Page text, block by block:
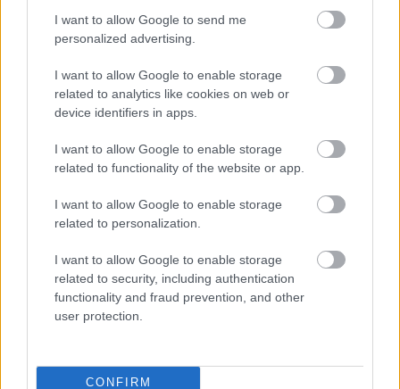
I want to allow Google to send me
personalized advertising.
I want to allow Google to enable storage
related to analytics like cookies on web or
device identifiers in apps.
I want to allow Google to enable storage
related to functionality of the website or app.
I want to allow Google to enable storage
related to personalization.
I want to allow Google to enable storage
related to security, including authentication
functionality and fraud prevention, and other
user protection.
CONFIRM
Tagy: exteriérové tienenie
tepelno-izolačné sklo
Zdieľať článok